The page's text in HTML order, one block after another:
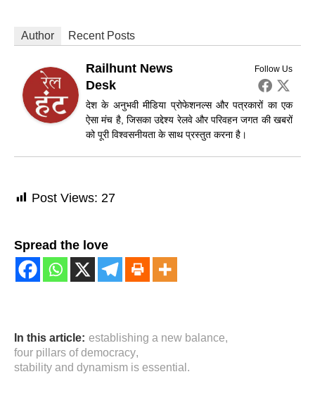
Author Recent Posts
Follow Us
Railhunt News
Desk
देश के अनुभवी मीडिया प्रोफेशनल्स और पत्रकारों का एक
ऐसा मंच है, जिसका उद्देश्य रेलवे और परिवहन जगत की खबरों
को पूरी विश्वसनीयता के साथ प्रस्तुत करना है।
Post Views: 27
Spread the love
In this article: establishing a new balance,
four pillars of democracy,
stability and dynamism is essential.